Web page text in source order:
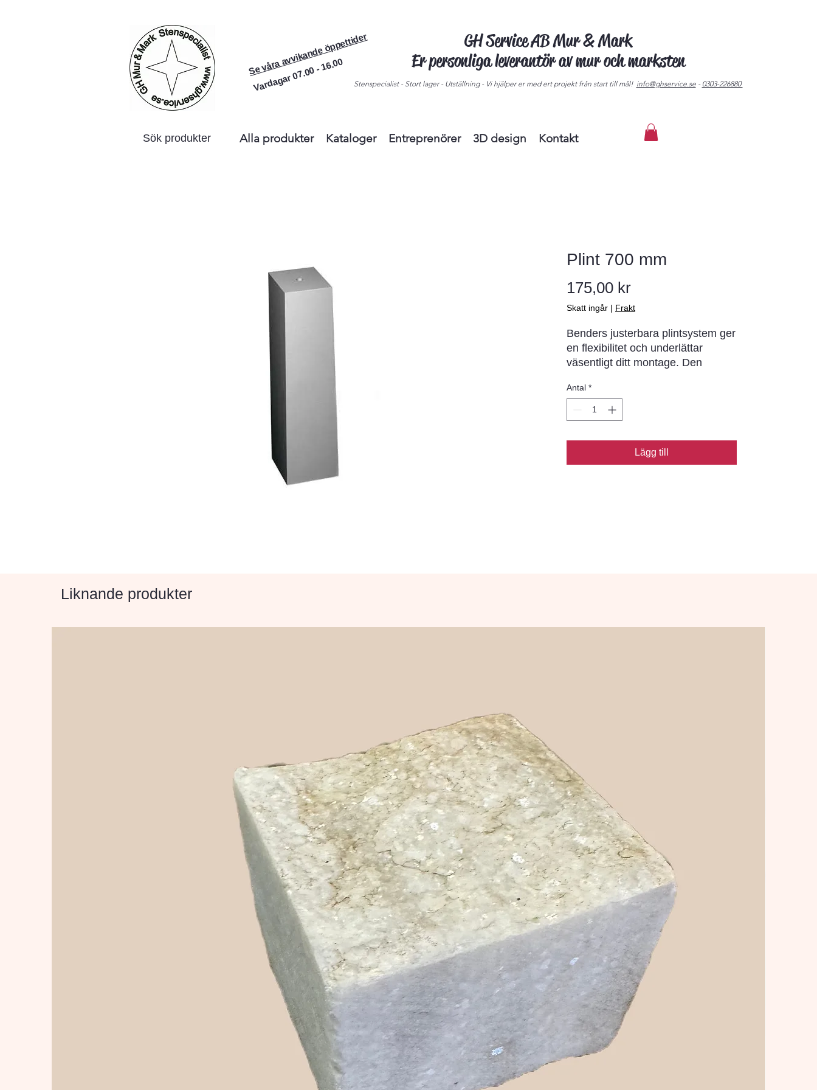
Se våra avvikande öppettider
Vardagar 07.00 - 16.00
GH Service AB Mur & Mark
Er personliga leverantör av mur och marksten
Stenspecialist - Stort lager - Utställning - Vi hjälper er med ert projekt från start till mål! info@ghservice.se- 0303-226880
Alla produkter Kataloger Entreprenörer 3D design Kontakt
Sök produkter
Plint 700 mm
175,00 krPris
Skatt ingår | Frakt
Benders justerbara plintsystem ger
en flexibilitet och underlättar
väsentligt ditt montage. Den
gör att du i efterhand kan
millimeterjustera höjden på
hållaren för ett exakt resultat och
Antal *
Lägg till
Liknande produkter